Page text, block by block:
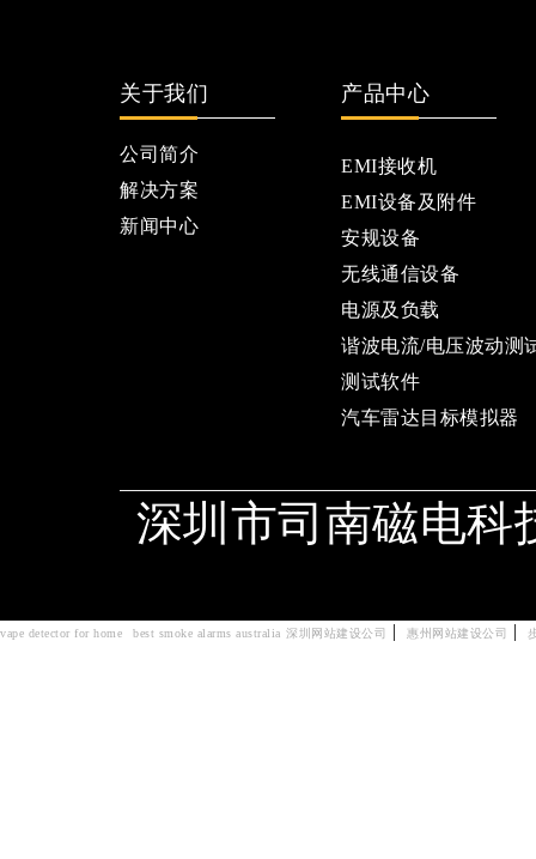
关于我们
公司简介
解决方案
新闻中心
产品中心
EMI接收机
EMI设备及附件
安规设备
无线通信设备
电源及负载
谐波电流/电压波动测
测试软件
汽车雷达目标模拟器
深圳市司南磁电
vape detector for home best smoke alarms australia 深圳网站建设公司 | 惠州网站建设公司 |